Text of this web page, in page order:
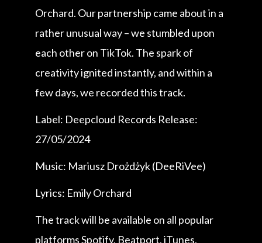
Orchard. Our partnership came about in a
rather unusual way – we stumbled upon
each other on TikTok. The spark of
creativity ignited instantly, and within a
few days, we recorded this track.
Label: Deepcloud Records Release:
27/05/2024
Music: Mariusz Drożdżyk (DeeRiVee)
Lyrics: Emily Orchard
The track will be available on all popular
platforms Spotify, Beatport, iTunes,